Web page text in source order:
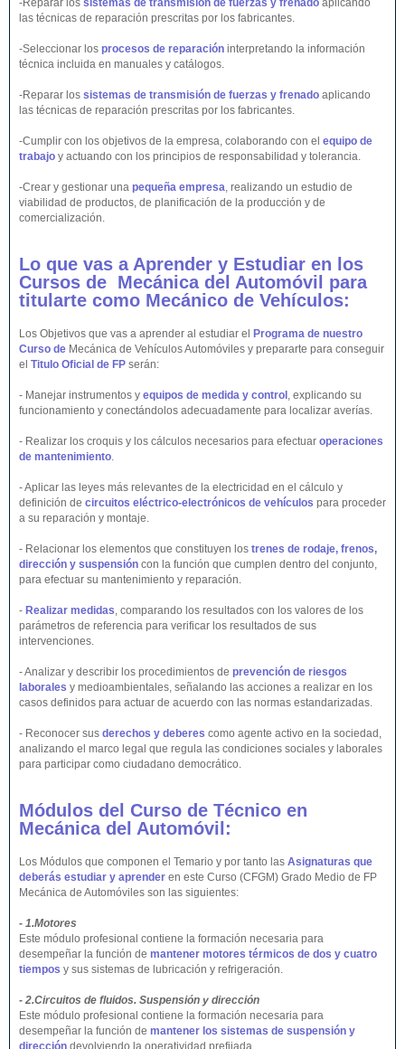
-Reparar los sistemas de transmisión de fuerzas y frenado aplicando
las técnicas de reparación prescritas por los fabricantes.
-Seleccionar los procesos de reparación interpretando la información
técnica incluida en manuales y catálogos.
-Reparar los sistemas de transmisión de fuerzas y frenado aplicando
las técnicas de reparación prescritas por los fabricantes.
-Cumplir con los objetivos de la empresa, colaborando con el equipo de
trabajo y actuando con los principios de responsabilidad y tolerancia.
-Crear y gestionar una pequeña empresa, realizando un estudio de
viabilidad de productos, de planificación de la producción y de
comercialización.
Lo que vas a Aprender y Estudiar en los
Cursos de Mecánica del Automóvil
para
titularte como Mecánico de Vehículos:
Los Objetivos que vas a aprender al estudiar el
Programa de nuestro
Curso de Mecánica de Vehículos Automóviles y prepararte para conseguir
el Titulo Oficial de FP serán:
- Manejar instrumentos y equipos de medida y control , explicando su
funcionamiento y conectándolos adecuadamente para localizar averías.
- Realizar los croquis y los cálculos necesarios para efectuar operaciones
de mantenimiento.
- Aplicar las leyes más relevantes de la electricidad en el cálculo y
definición de circuitos eléctrico-electrónicos de vehículos para proceder
a su reparación y montaje.
- Relacionar los elementos que constituyen los trenes de rodaje, frenos,
dirección y suspensión con la función que cumplen dentro del conjunto,
para efectuar su mantenimiento y reparación.
- Realizar medidas, comparando los resultados con los valores de los
parámetros de referencia para verificar los resultados de sus
intervenciones.
- Analizar y describir los procedimientos de prevención de riesgos
laborales y medioambientales, señalando las acciones a realizar en los
casos definidos para actuar de acuerdo con las normas estandarizadas.
- Reconocer sus derechos y deberes como agente activo en la sociedad,
analizando el marco legal que regula las condiciones sociales y laborales
para participar como ciudadano democrático.
Módulos del Curso de Técnico en
Mecánica del Automóvil:
Los Módulos que componen el Temario y por tanto las Asignaturas que
deberás estudiar y aprender en este Curso (CFGM) Grado Medio de FP
Mecánica de Automóviles son las siguientes:
- 1.Motores
Este módulo profesional contiene la formación necesaria para
desempeñar la función de mantener motores térmicos de dos y cuatro
tiempos y sus sistemas de lubricación y refrigeración.
- 2.Circuitos de fluidos. Suspensión y dirección
Este módulo profesional contiene la formación necesaria para
desempeñar la función de mantener los sistemas de suspensión y